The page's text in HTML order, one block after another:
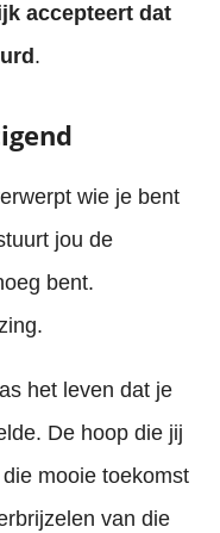
accepteert dat
.
wie je bent
jou de
bent.
het leven dat je
De hoop die jij
mooie toekomst
van die